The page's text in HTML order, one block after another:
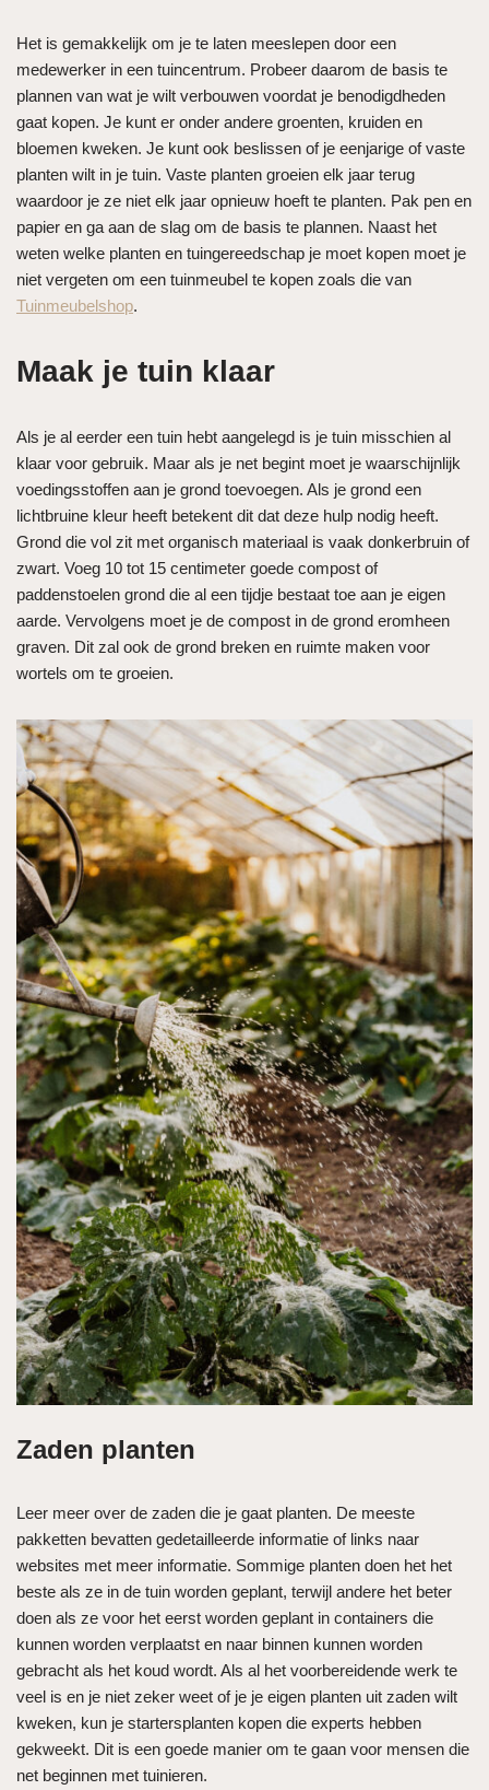
Het is gemakkelijk om je te laten meeslepen door een
medewerker in een tuincentrum. Probeer daarom de basis te
plannen van wat je wilt verbouwen voordat je benodigdheden
gaat kopen. Je kunt er onder andere groenten, kruiden en
bloemen kweken. Je kunt ook beslissen of je eenjarige of vaste
planten wilt in je tuin. Vaste planten groeien elk jaar terug
waardoor je ze niet elk jaar opnieuw hoeft te planten. Pak pen en
papier en ga aan de slag om de basis te plannen. Naast het
weten welke planten en tuingereedschap je moet kopen moet je
niet vergeten om een ​​tuinmeubel te kopen zoals die van
Tuinmeubelshop.
Maak je tuin klaar
Als je al eerder een tuin hebt aangelegd is je tuin misschien al
klaar voor gebruik. Maar als je net begint moet je waarschijnlijk
voedingsstoffen aan je grond toevoegen. Als je grond een
lichtbruine kleur heeft betekent dit dat deze hulp nodig heeft.
Grond die vol zit met organisch materiaal is vaak donkerbruin of
zwart. Voeg 10 tot 15 centimeter goede compost of
paddenstoelen grond die al een tijdje bestaat toe aan je eigen
aarde. Vervolgens moet je de compost in de grond eromheen
graven. Dit zal ook de grond breken en ruimte maken voor
wortels om te groeien.
Zaden planten
Leer meer over de zaden die je gaat planten. De meeste
pakketten bevatten gedetailleerde informatie of links naar
websites met meer informatie. Sommige planten doen het het
beste als ze in de tuin worden geplant, terwijl andere het beter
doen als ze voor het eerst worden geplant in containers die
kunnen worden verplaatst en naar binnen kunnen worden
gebracht als het koud wordt. Als al het voorbereidende werk te
veel is en je niet zeker weet of je je eigen planten uit zaden wilt
kweken, kun je startersplanten kopen die experts hebben
gekweekt. Dit is een goede manier om te gaan voor mensen die
net beginnen met tuinieren.